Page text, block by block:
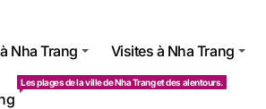
Nha Trang Visites à Nha Trang
Les plages de la ville de Nha Trang et des alentours.